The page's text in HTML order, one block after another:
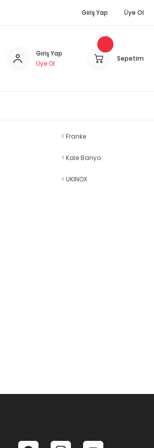
Giriş Yap Üye Ol
Giriş Yap
Üye Ol
Sepetim
Franke
Kale Banyo
UKINOX